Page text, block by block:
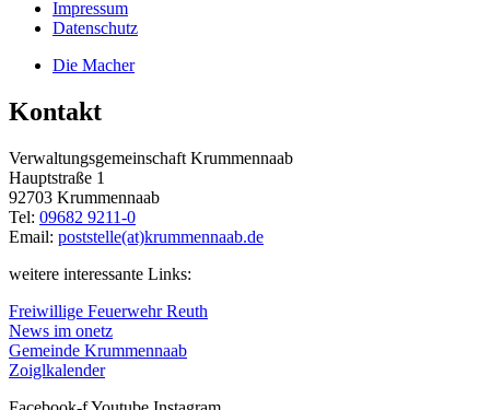
Impressum
Datenschutz
Die Macher
Kontakt
Verwaltungsgemeinschaft Krummennaab
Hauptstraße 1
92703 Krummennaab
Tel: 09682 9211-0
Email: poststelle(at)krummennaab.de
weitere interessante Links:
Freiwillige Feuerwehr Reuth
News im onetz
Gemeinde Krummennaab
Zoiglkalender